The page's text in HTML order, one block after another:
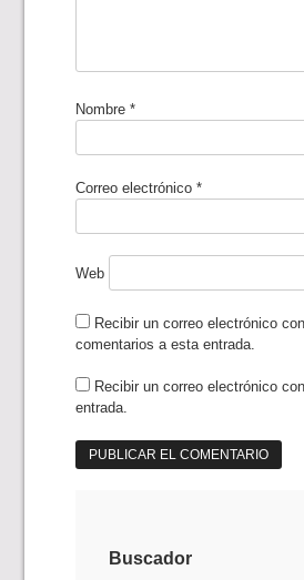
Nombre*
Correo electrónico*
Web
Recibir un correo electrónico
comentarios a esta entrada.
Recibir un correo electrónico
entrada.
Buscador